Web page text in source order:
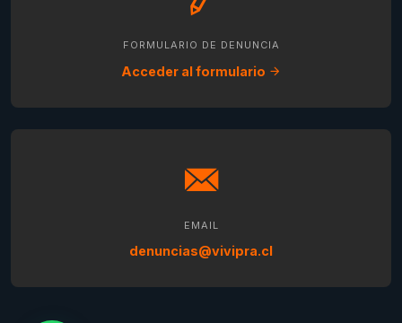
FORMULARIO DE DENUNCIA
Acceder al formulario
EMAIL
denuncias@vivipra.cl